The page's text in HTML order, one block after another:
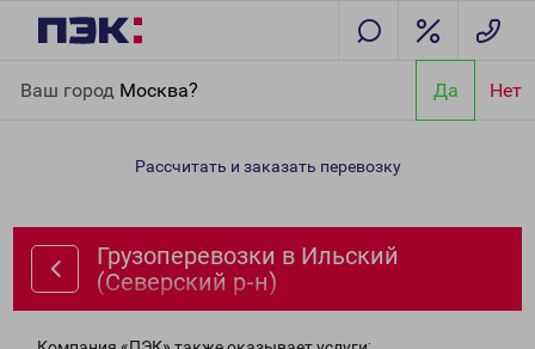
Ваш город Москва? Да Нет
р-н)
Рассчитать и заказать перевозку
Грузоперевозки в Ильский
(Северский р-н)